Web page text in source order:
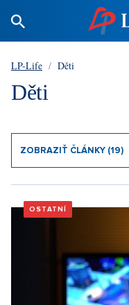
LP-Life / Děti
Děti
ZOBRAZIŤ ČLÁNKY (19)
OSTATNÍ